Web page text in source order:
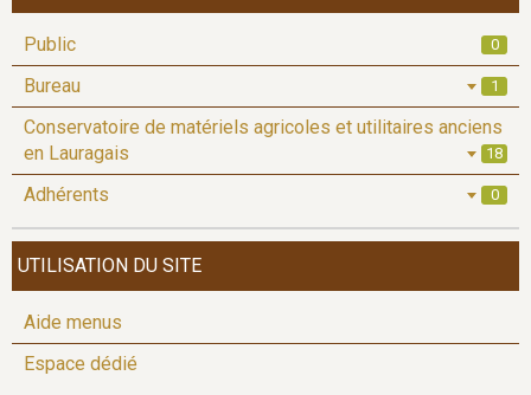
Public 0
Bureau 1
Conservatoire de matériels agricoles et utilitaires anciens
en Lauragais
18
Adhérents 0
UTILISATION DU SITE
Aide menus
Espace dédié